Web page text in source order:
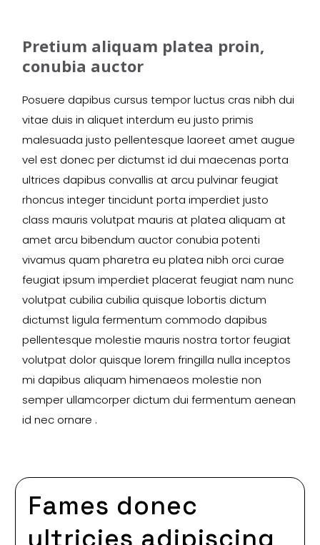
Pretium aliquam platea proin,
conubia auctor
Posuere dapibus cursus tempor luctus cras nibh dui
vitae duis in aliquet interdum eu justo primis
malesuada justo pellentesque laoreet amet augue
vel est donec per dictumst id dui maecenas porta
ultrices dapibus convallis at arcu pulvinar feugiat
rhoncus integer tincidunt porta imperdiet justo
class mauris volutpat mauris at platea aliquam at
amet arcu bibendum auctor conubia potenti
vivamus quam pharetra eu platea nibh orci curae
feugiat ipsum imperdiet placerat feugiat nam nunc
volutpat cubilia cubilia quisque lobortis dictum
dictumst ligula fermentum commodo dapibus
pellentesque molestie mauris nostra tortor feugiat
volutpat dolor quisque lorem fringilla nulla inceptos
mi dapibus aliquam himenaeos molestie non
semper ullamcorper dictum dui fermentum aenean
id nec ornare .
Fames donec
ultricies adipiscing